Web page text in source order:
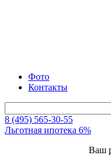
Фото
Контакты
8 (495) 565-30-55
Льготная ипотека 6%
Ваш